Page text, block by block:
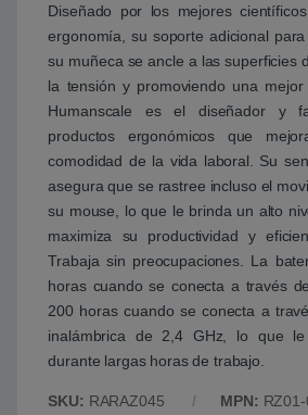
Diseñado por los mejores
ergonomía, su soporte adicional
su muñeca se ancle a las superficies
la tensión y promoviendo una mejor
Humanscale es el diseñador y
productos ergonómicos que
comodidad de la vida laboral. Su
asegura que se rastree incluso el
su mouse, lo que le brinda un alto
maximiza su productividad y
Trabaja sin preocupaciones. La
horas cuando se conecta a través
200 horas cuando se conecta a
inalámbrica de 2,4 GHz, lo que le
durante largas horas de trabajo.
SKU: RARAZ045 MPN: